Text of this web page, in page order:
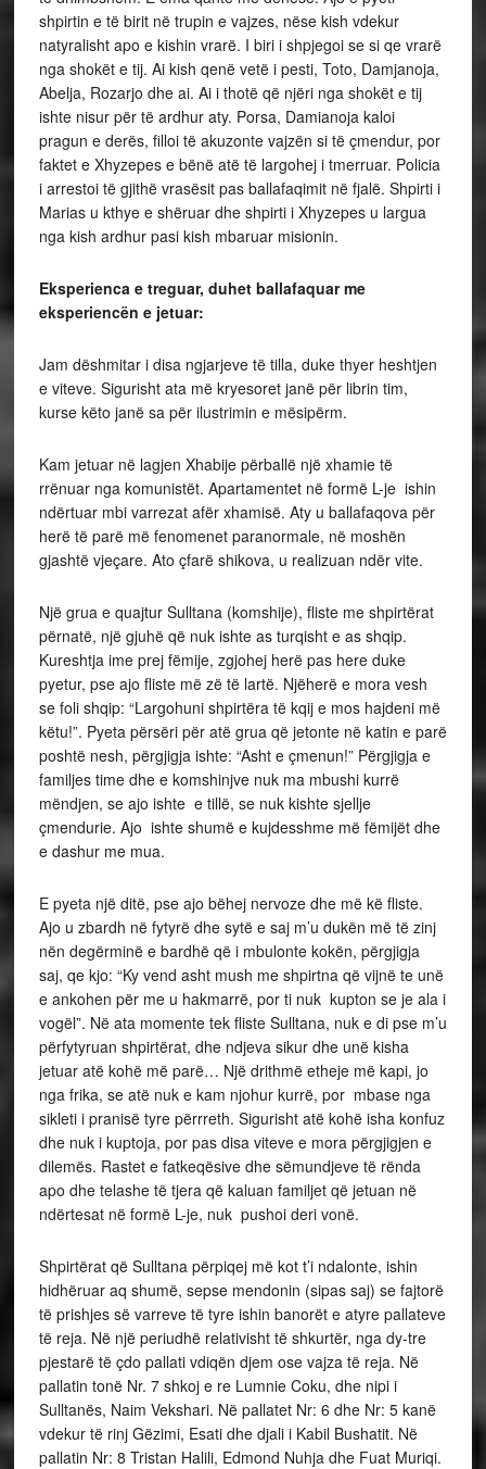
shpirtin e të birit në trupin e vajzes, nëse kish vdekur
natyralisht apo e kishin vrarë. I biri i shpjegoi se si qe vrarë
nga shokët e tij. Ai kish qenë vetë i pesti, Toto, Damjanoja,
Abelja, Rozarjo dhe ai. Ai i thotë që njëri nga shokët e tij
ishte nisur për të ardhur aty. Porsa, Damianoja kaloi
pragun e derës, filloi të akuzonte vajzën si të çmendur, por
faktet e Xhyzepes e bënë atë të largohej i tmerruar. Policia
i arrestoi të gjithë vrasësit pas ballafaqimit në fjalë. Shpirti i
Marias u kthye e shëruar dhe shpirti i Xhyzepes u largua
nga kish ardhur pasi kish mbaruar misionin.
Eksperienca e treguar, duhet ballafaquar me
eksperiencën e jetuar:
Jam dëshmitar i disa ngjarjeve të tilla, duke thyer heshtjen
e viteve. Sigurisht ata më kryesoret janë për librin tim,
kurse këto janë sa për ilustrimin e mësipërm.
Kam jetuar në lagjen Xhabije përballë një xhamie të
rrënuar nga komunistët. Apartamentet në formë L-je ishin
ndërtuar mbi varrezat afër xhamisë. Aty u ballafaqova për
herë të parë më fenomenet paranormale, në moshën
gjashtë vjeçare. Ato çfarë shikova, u realizuan ndër vite.
Një grua e quajtur Sulltana (komshije), fliste me shpirtërat
përnatë, një gjuhë që nuk ishte as turqisht e as shqip.
Kureshtja ime prej fëmije, zgjohej herë pas here duke
pyetur, pse ajo fliste më zë të lartë. Njëherë e mora vesh
se foli shqip: “Largohuni shpirtëra të kqij e mos hajdeni më
këtu!”. Pyeta përsëri për atë grua që jetonte në katin e parë
poshtë nesh, përgjigja ishte: “Asht e çmenun!” Përgjigja e
familjes time dhe e komshinjve nuk ma mbushi kurrë
mëndjen, se ajo ishte e tillë, se nuk kishte sjellje
çmendurie. Ajo ishte shumë e kujdesshme më fëmijët dhe
e dashur me mua.
E pyeta një ditë, pse ajo bëhej nervoze dhe më kë fliste.
Ajo u zbardh në fytyrë dhe sytë e saj m’u dukën më të zinj
nën degërminë e bardhë që i mbulonte kokën, përgjigja
saj, qe kjo: “Ky vend asht mush me shpirtna që vijnë te unë
e ankohen për me u hakmarrë, por ti nuk kupton se je ala i
vogël”. Në ata momente tek fliste Sulltana, nuk e di pse m’u
përfytyruan shpirtërat, dhe ndjeva sikur dhe unë kisha
jetuar atë kohë më parë… Një drithmë etheje më kapi, jo
nga frika, se atë nuk e kam njohur kurrë, por mbase nga
sikleti i pranisë tyre përrreth. Sigurisht atë kohë isha konfuz
dhe nuk i kuptoja, por pas disa viteve e mora përgjigjen e
dilemës. Rastet e fatkeqësive dhe sëmundjeve të rënda
apo dhe telashe të tjera që kaluan familjet që jetuan në
ndërtesat në formë L-je, nuk pushoi deri vonë.
Shpirtërat që Sulltana përpiqej më kot t’i ndalonte, ishin
hidhëruar aq shumë, sepse mendonin (sipas saj) se fajtorë
të prishjes së varreve të tyre ishin banorët e atyre pallateve
të reja. Në një periudhë relativisht të shkurtër, nga dy-tre
pjestarë të çdo pallati vdiqën djem ose vajza të reja. Në
pallatin tonë Nr. 7 shkoj e re Lumnie Coku, dhe nipi i
Sulltanës, Naim Vekshari. Në pallatet Nr: 6 dhe Nr: 5 kanë
vdekur të rinj Gëzimi, Esati dhe djali i Kabil Bushatit. Në
pallatin Nr: 8 Tristan Halili, Edmond Nuhja dhe Fuat Muriqi.